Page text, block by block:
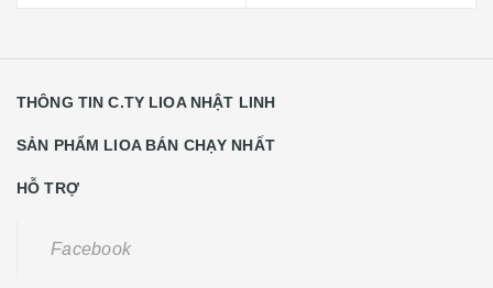
THÔNG TIN C.TY LIOA NHẬT LINH
SẢN PHẨM LIOA BÁN CHẠY NHẤT
HỖ TRỢ
Facebook